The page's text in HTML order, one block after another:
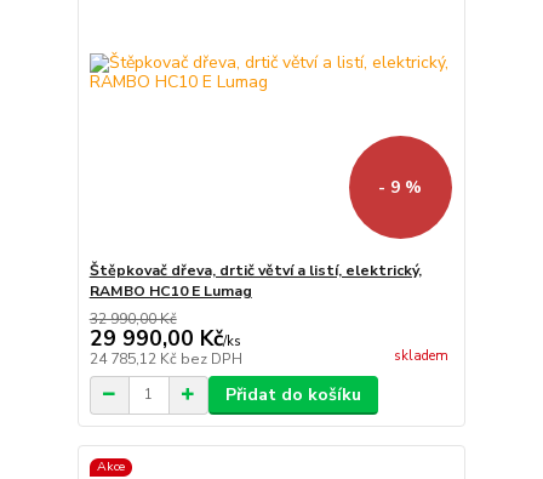
- 9 %
Štěpkovač dřeva, drtič větví a listí, elektrický,
RAMBO HC10 E Lumag
32 990,00 Kč
29 990,00 Kč/ks
24 785,12 Kč bez DPH skladem
Přidat do košíku
Akce